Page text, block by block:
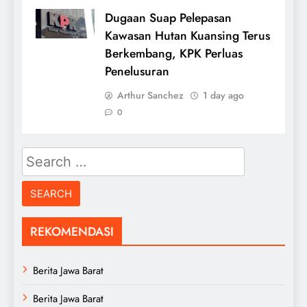
Dugaan Suap Pelepasan
Kawasan Hutan Kuansing Terus
Berkembang, KPK Perluas
Penelusuran
Arthur Sanchez 1 day ago
0
Search
for:
REKOMENDASI
Berita Jawa Barat
Berita Jawa Barat